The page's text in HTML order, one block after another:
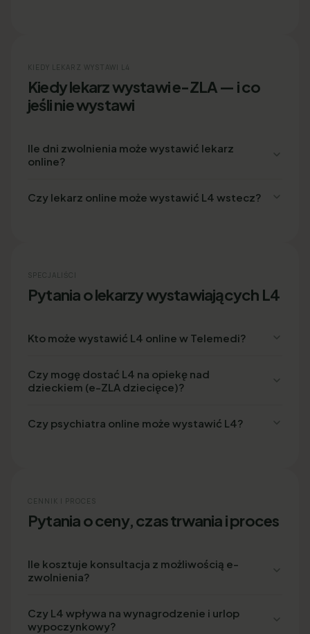
KIEDY LEKARZ WYSTAWI L4
Kiedy lekarz wystawi e-ZLA — i co
jeśli nie wystawi
Ile dni zwolnienia może wystawić lekarz
online?
Czy lekarz online może wystawić L4 wstecz?
SPECJALIŚCI
Pytania o lekarzy wystawiających L4
Kto może wystawić L4 online w Telemedi?
Czy mogę dostać L4 na opiekę nad
dzieckiem (e-ZLA dziecięce)?
Czy psychiatra online może wystawić L4?
CENNIK I PROCES
Pytania o ceny, czas trwania i proces
Ile kosztuje konsultacja z możliwością e-
zwolnienia?
Czy L4 wpływa na wynagrodzenie i urlop
wypoczynkowy?